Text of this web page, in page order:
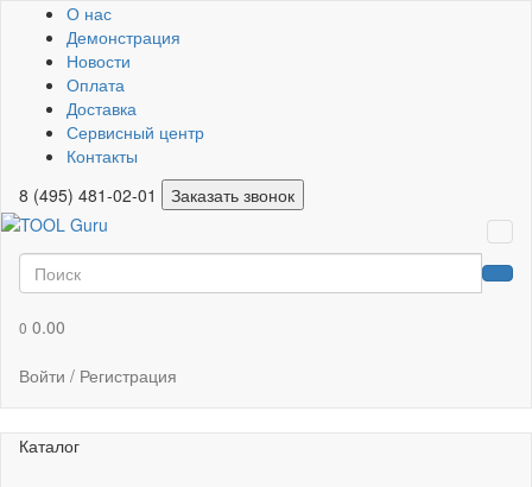
О нас
Демонстрация
Новости
Оплата
Доставка
Сервисный центр
Контакты
8 (495) 481-02-01
Заказать звонок
0 0.00
Войти / Регистрация
Каталог